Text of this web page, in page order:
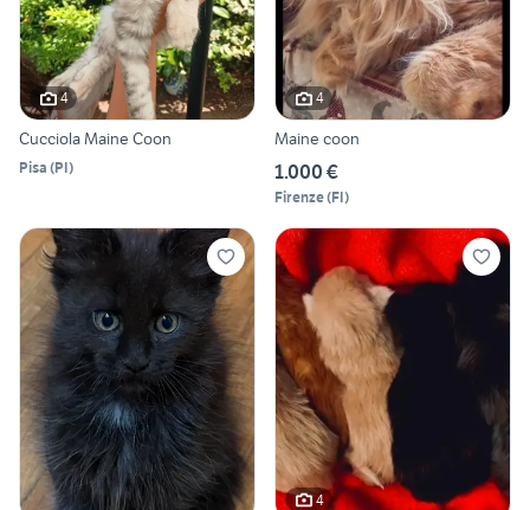
4
Cucciola Maine Coon
Pisa (PI)
4
Maine coon
1.000 €
Firenze(FI)
4